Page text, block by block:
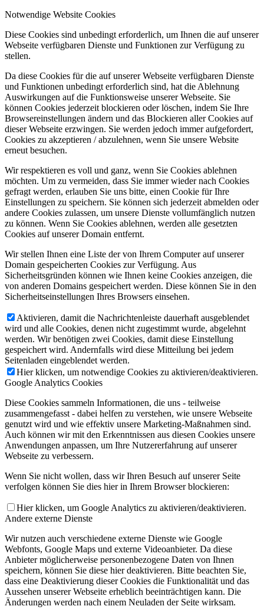
Notwendige Website Cookies
Diese Cookies sind unbedingt erforderlich, um Ihnen die auf unserer
Webseite verfügbaren Dienste und Funktionen zur Verfügung zu
stellen.
Da diese Cookies für die auf unserer Webseite verfügbaren Dienste
und Funktionen unbedingt erforderlich sind, hat die Ablehnung
Auswirkungen auf die Funktionsweise unserer Webseite. Sie
können Cookies jederzeit blockieren oder löschen, indem Sie Ihre
Browsereinstellungen ändern und das Blockieren aller Cookies auf
dieser Webseite erzwingen. Sie werden jedoch immer aufgefordert,
Cookies zu akzeptieren / abzulehnen, wenn Sie unsere Website
erneut besuchen.
Wir respektieren es voll und ganz, wenn Sie Cookies ablehnen
möchten. Um zu vermeiden, dass Sie immer wieder nach Cookies
gefragt werden, erlauben Sie uns bitte, einen Cookie für Ihre
Einstellungen zu speichern. Sie können sich jederzeit abmelden oder
andere Cookies zulassen, um unsere Dienste vollumfänglich nutzen
zu können. Wenn Sie Cookies ablehnen, werden alle gesetzten
Cookies auf unserer Domain entfernt.
Wir stellen Ihnen eine Liste der von Ihrem Computer auf unserer
Domain gespeicherten Cookies zur Verfügung. Aus
Sicherheitsgründen können wie Ihnen keine Cookies anzeigen, die
von anderen Domains gespeichert werden. Diese können Sie in den
Sicherheitseinstellungen Ihres Browsers einsehen.
Aktivieren, damit die Nachrichtenleiste dauerhaft ausgeblendet
wird und alle Cookies, denen nicht zugestimmt wurde, abgelehnt
werden. Wir benötigen zwei Cookies, damit diese Einstellung
gespeichert wird. Andernfalls wird diese Mitteilung bei jedem
Seitenladen eingeblendet werden.
Hier klicken, um notwendige Cookies zu aktivieren/deaktivieren.
Google Analytics Cookies
Diese Cookies sammeln Informationen, die uns - teilweise
zusammengefasst - dabei helfen zu verstehen, wie unsere Webseite
genutzt wird und wie effektiv unsere Marketing-Maßnahmen sind.
Auch können wir mit den Erkenntnissen aus diesen Cookies unsere
Anwendungen anpassen, um Ihre Nutzererfahrung auf unserer
Webseite zu verbessern.
Wenn Sie nicht wollen, dass wir Ihren Besuch auf unserer Seite
verfolgen können Sie dies hier in Ihrem Browser blockieren:
Hier klicken, um Google Analytics zu aktivieren/deaktivieren.
Andere externe Dienste
Wir nutzen auch verschiedene externe Dienste wie Google
Webfonts, Google Maps und externe Videoanbieter. Da diese
Anbieter möglicherweise personenbezogene Daten von Ihnen
speichern, können Sie diese hier deaktivieren. Bitte beachten Sie,
dass eine Deaktivierung dieser Cookies die Funktionalität und das
Aussehen unserer Webseite erheblich beeinträchtigen kann. Die
Änderungen werden nach einem Neuladen der Seite wirksam.